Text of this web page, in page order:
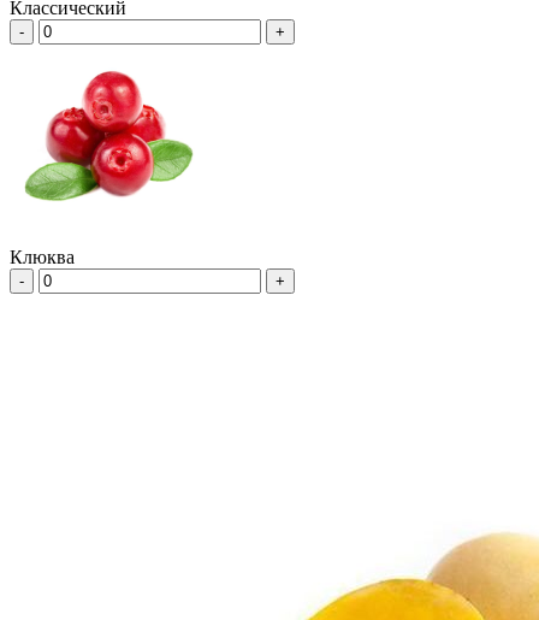
Классический
- +
Клюква
- +